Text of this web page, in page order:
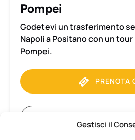
Gestisci il
Pompei
Godetevi un trasferimento
Napoli a Positano con un
Pompei.
PRENOTA